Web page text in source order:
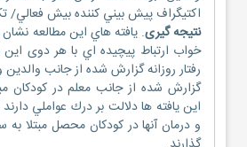
اكتيگراف پيش بيني كننده بيش فعالي/
نتيجه گیری. يافته هاي اين مطالعه
خواب ارتباط پيچيده اي با هر دوی اين
رفتار روزانه گزارش شده از جانب والدين
گزارش شده از جانب معلم در كودكان
اين يافته ها دلالت بر درك عواملي
و درمان آنها در كودكان محصل مبتلا به